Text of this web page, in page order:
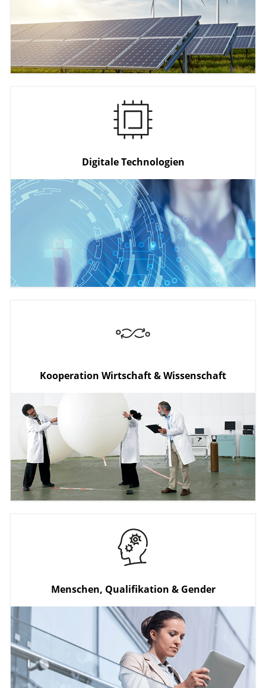
Smart Cities
Intelligente Energiesysteme
Nachhaltig Wirtschaften
Digitale Technologien
KI/Daten
Ökosysteme
Kooperation Wirtschaft & Wissenschaft
Kompetenzzentren
Kooperation
Forschungsverwertung
Menschen, Qualifikation & Gender